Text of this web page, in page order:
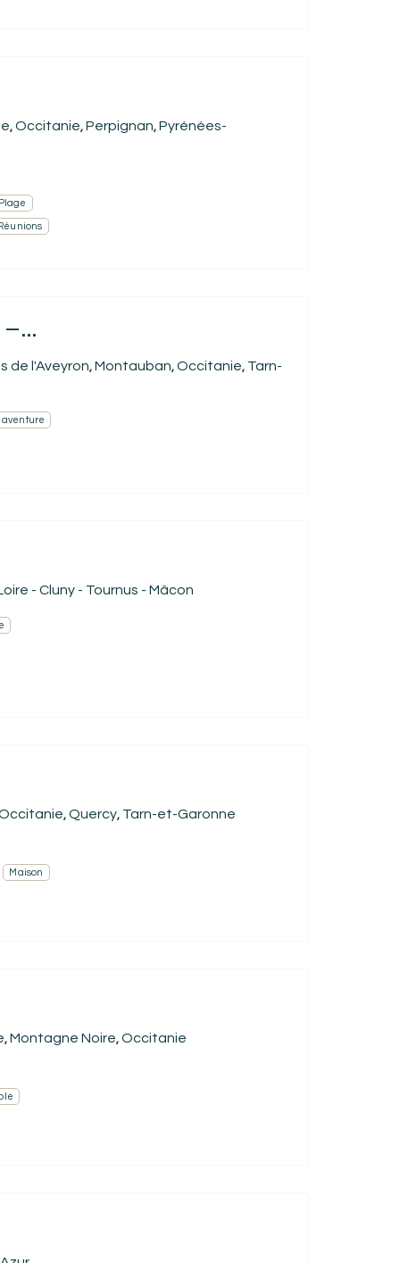
, Occitanie, Perpignan, Pyrénées-
de l'Aveyron, Montauban, Occitanie, Tarn-
aventure
- Cluny - Tournus - Mâcon
, Quercy, Tarn-et-Garonne
Maison
, Montagne Noire, Occitanie